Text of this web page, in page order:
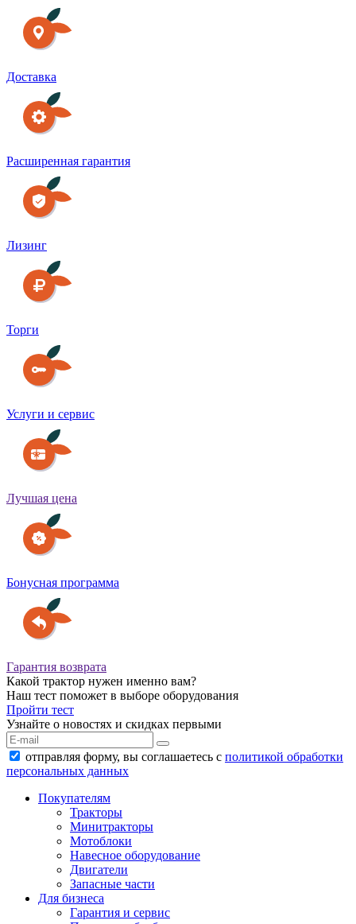
Доставка
Расширенная гарантия
Лизинг
Торги
Услуги и сервис
Лучшая цена
Бонусная программа
Гарантия возврата
Какой трактор нужен именно вам?
Наш тест поможет в выборе оборудования
Пройти тест
Узнайте о новостях и скидках первыми
отправляя форму, вы соглашаетесь с политикой обработки
персональных данных
Покупателям
Тракторы
Минитракторы
Мотоблоки
Навесное оборудование
Двигатели
Запасные части
Для бизнеса
Гарантия и сервис